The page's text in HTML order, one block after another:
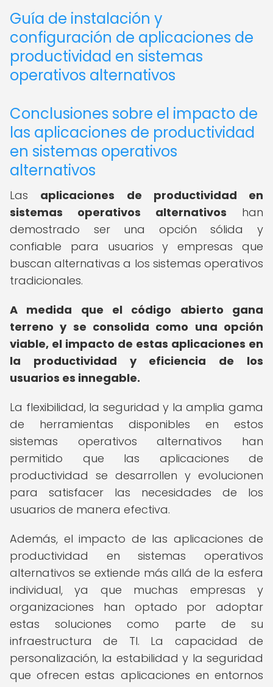
Guía de instalación y
configuración de aplicaciones de
productividad en sistemas
operativos alternativos
Conclusiones sobre el impacto de
las aplicaciones de productividad
en sistemas operativos
alternativos
Las aplicaciones de productividad en
sistemas operativos alternativos han
demostrado ser una opción sólida y
confiable para usuarios y empresas que
buscan alternativas a los sistemas operativos
tradicionales.
A medida que el código abierto gana
terreno y se consolida como una opción
viable, el impacto de estas aplicaciones en
la productividad y eficiencia de los
usuarios es innegable.
La flexibilidad, la seguridad y la amplia gama
de herramientas disponibles en estos
sistemas operativos alternativos han
permitido que las aplicaciones de
productividad se desarrollen y evolucionen
para satisfacer las necesidades de los
usuarios de manera efectiva.
Además, el impacto de las aplicaciones de
productividad en sistemas operativos
alternativos se extiende más allá de la esfera
individual, ya que muchas empresas y
organizaciones han optado por adoptar
estas soluciones como parte de su
infraestructura de TI. La capacidad de
personalización, la estabilidad y la seguridad
que ofrecen estas aplicaciones en entornos